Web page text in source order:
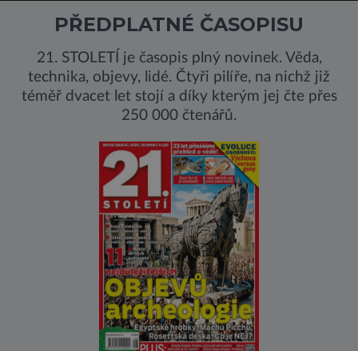
PŘEDPLATNÉ ČASOPISU
21. STOLETÍ je časopis plný novinek. Věda,
technika, objevy, lidé. Čtyři pilíře, na nichž již
téměř dvacet let stojí a díky kterým jej čte přes
250 000 čtenářů.